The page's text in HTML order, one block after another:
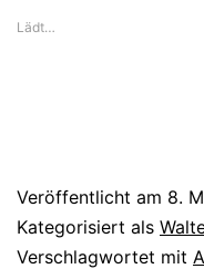
Lädt…
Veröffentlicht am 8.
Kategorisiert als
Verschlagwortet mit